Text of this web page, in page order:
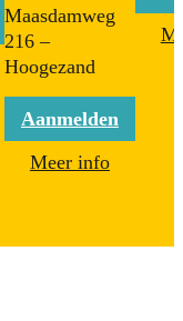
Maasdamweg
216 –
Hoogezand
Aanmelden
Meer info